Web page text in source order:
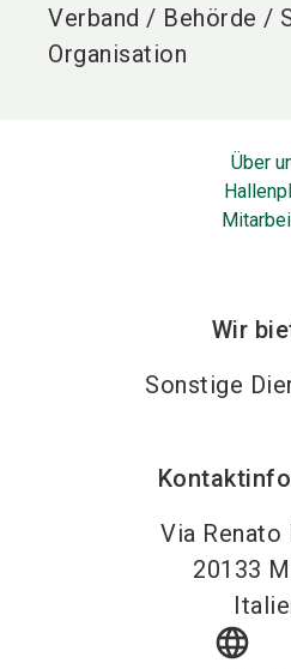
Verband / Behörde /
Organisation
Über
Wir
Sonstige
Via Renato
20133
language